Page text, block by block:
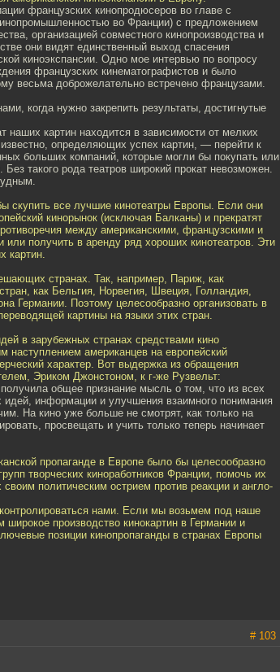
французских кинопродюсеров во главе с
во Франции) с предложением
организацией совместного кинопроизводства и
они видят единственный выход спасения
киноэкспансии. Одно мое интервью по вопросу
французских кинематографистов и было
весьма доброжелательно встречено французами.
когда нужно закрепить результаты, достигнутые
наших картин находится в зависимости от мелких
определяющих успех картин, — перейти к
больших компаний, которые могли бы покупать или
такого рода театров широкий прокат невозможен.
скупить все лучшие кинотеатры Европы. Если они
кинорынок (исключая Балканы) и прекратят
между американскими, французскими и
получить в аренду ряд хороших кинотеатров. Эти
картин.
странах. Так, например, Париж, как
как Бельгия, Норвегия, Швеция, Голландия,
Германии. Поэтому целесообразно организовать в
картины на языки этих стран.
в зарубежных странах средствами кино
наступлением американцев на европейский
характер. Вот выдержка из обращения
Эриком Джонстоном, к г-же Рузвельт:
общее признание мысль о том, что из всех
идей, информации и улучшения взаимного понимания
На кино уже больше не смотрят, как только на
просвещать и учить только теперь начинает
пропаганде в Европе было бы целесообразно
творческих киноработников Франции, помочь их
политическим острием против реакции и англо-
нами. Если мы возьмем под наше
производство кинокартин в Германии и
позиции кинопропаганды в странах Европы
# 103